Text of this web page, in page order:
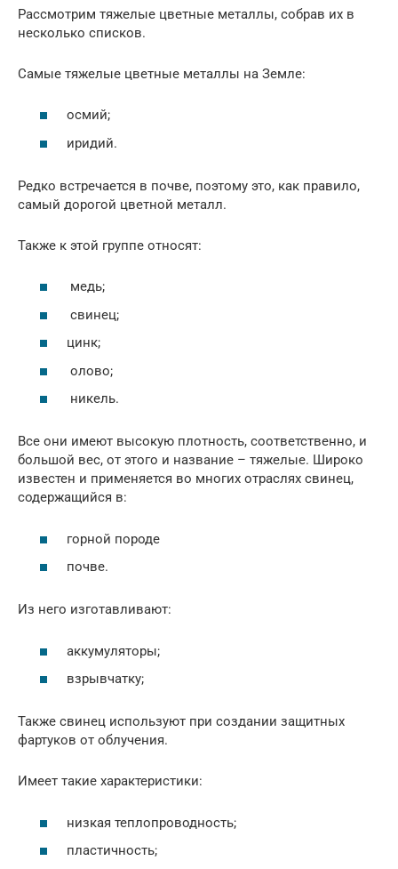
Рассмотрим тяжелые цветные металлы, собрав их в
несколько списков.
Самые тяжелые цветные металлы на Земле:
осмий;
иридий.
Редко встречается в почве, поэтому это, как правило,
самый дорогой цветной металл.
Также к этой группе относят:
медь;
свинец;
цинк;
олово;
никель.
Все они имеют высокую плотность, соответственно, и
большой вес, от этого и название – тяжелые. Широко
известен и применяется во многих отраслях свинец,
содержащийся в:
горной породе
почве.
Из него изготавливают:
аккумуляторы;
взрывчатку;
Также свинец используют при создании защитных
фартуков от облучения.
Имеет такие характеристики:
низкая теплопроводность;
пластичность;